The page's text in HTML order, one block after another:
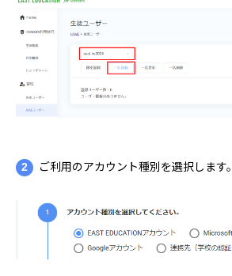
2 ご利用のアカウント種別を選択します。